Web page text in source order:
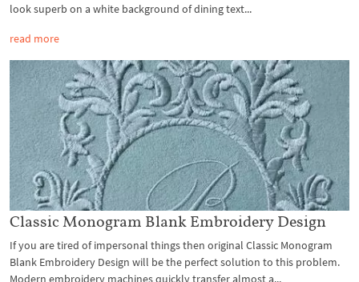
look superb on a white background of dining text...
read more
Classic Monogram Blank Embroidery Design
If you are tired of impersonal things then original Classic Monogram
Blank Embroidery Design will be the perfect solution to this problem.
Modern embroidery machines quickly transfer almost a...